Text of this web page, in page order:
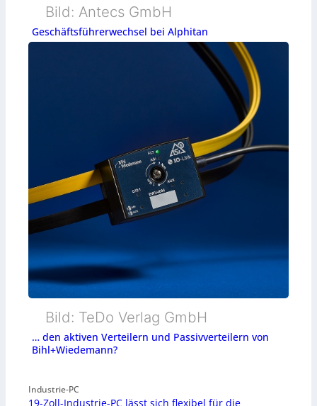
Bild: Antecs GmbH
Geschäftsführerwechsel bei Alphitan
Bild: TeDo Verlag GmbH
… den aktiven Verteilern und Passivverteilern von
Bihl+Wiedemann?
Industrie-PC
19-Zoll-Industrie-PC lässt sich flexibel für die